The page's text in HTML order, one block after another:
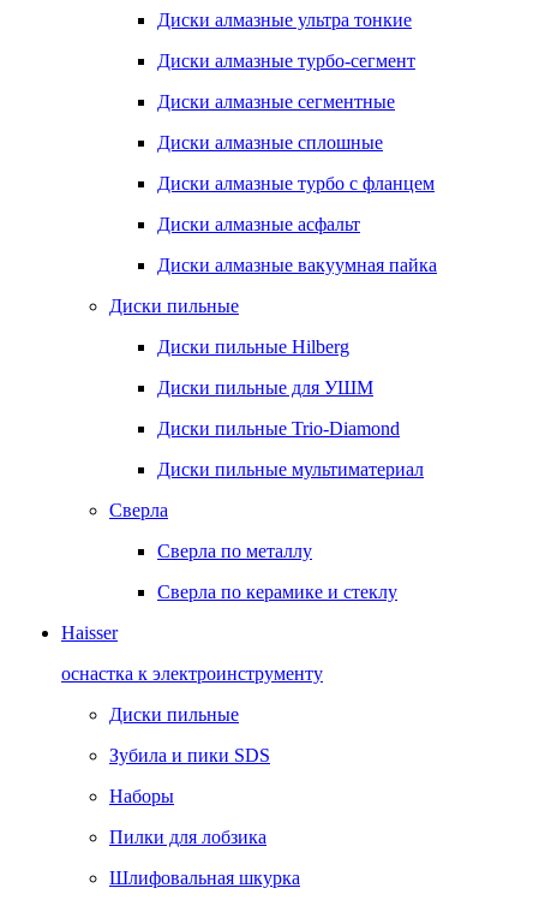
Диски алмазные ультра тонкие
Диски алмазные турбо-сегмент
Диски алмазные сегментные
Диски алмазные сплошные
Диски алмазные турбо с фланцем
Диски алмазные асфальт
Диски алмазные вакуумная пайка
Диски пильные
Диски пильные Hilberg
Диски пильные для УШМ
Диски пильные Trio-Diamond
Диски пильные мультиматериал
Сверла
Сверла по металлу
Сверла по керамике и стеклу
Haisser
оснастка к электроинструменту
Диски пильные
Зубила и пики SDS
Наборы
Пилки для лобзика
Шлифовальная шкурка